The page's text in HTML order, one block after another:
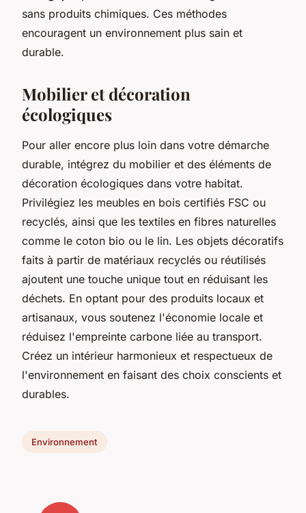
sans produits chimiques. Ces méthodes
encouragent un environnement plus sain et
durable.
Mobilier et décoration
écologiques
Pour aller encore plus loin dans votre démarche
durable, intégrez du mobilier et des éléments de
décoration écologiques dans votre habitat.
Privilégiez les meubles en bois certifiés FSC ou
recyclés, ainsi que les textiles en fibres naturelles
comme le coton bio ou le lin. Les objets décoratifs
faits à partir de matériaux recyclés ou réutilisés
ajoutent une touche unique tout en réduisant les
déchets. En optant pour des produits locaux et
artisanaux, vous soutenez l'économie locale et
réduisez l'empreinte carbone liée au transport.
Créez un intérieur harmonieux et respectueux de
l'environnement en faisant des choix conscients et
durables.
Environnement